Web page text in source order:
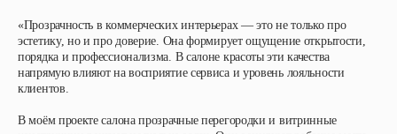
«Прозрачность в коммерческих интерьерах — это не только про
эстетику, но и про доверие. Она формирует ощущение открытости,
порядка и профессионализма. В салоне красоты эти качества
напрямую влияют на восприятие сервиса и уровень лояльности
клиентов.
В моём проекте салона прозрачные перегородки и витринные